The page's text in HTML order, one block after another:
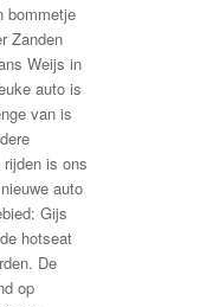
bommetje
Zanden
Weijs in
auto is
van is
is ons
auto
Gijs
hotseat
De
op